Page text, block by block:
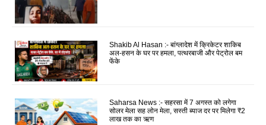
Shakib Al Hasan :- बांग्लादेश में क्रिकेटर शाकिब
अल-हसन के घर पर हमला, पत्थरबाजी और पेट्रोल बम
फेंके
Saharsa News :- सहरसा में 7 अगस्त को लगेगा
सोलर मेला सह लोन मेला, सस्ती ब्याज दर पर मिलेगा ₹2
लाख तक का ऋण